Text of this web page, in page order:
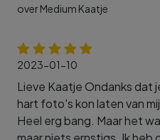
over Medium Kaatje
2023-01-10
Lieve Kaatje Ondanks dat
hart foto's kon laten van
Heel erg bang. Maar het